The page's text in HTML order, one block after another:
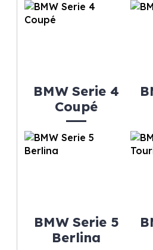
BMW Serie 4
Coupé
BMW Serie 5
Berlina